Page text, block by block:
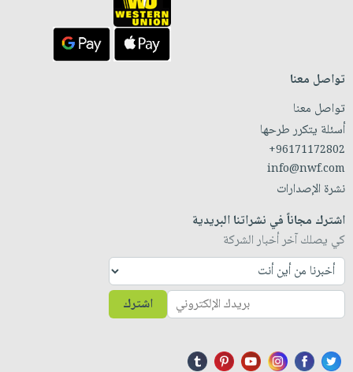
تواصل معنا
تواصل معنا
أسئلة يتكرر طرحها
+96171172802
info@nwf.com
نشرة الإصدارات
اشترك مجاناً في نشراتنا البريدية
كي يصلك آخر أخبار الشركة
اشترك